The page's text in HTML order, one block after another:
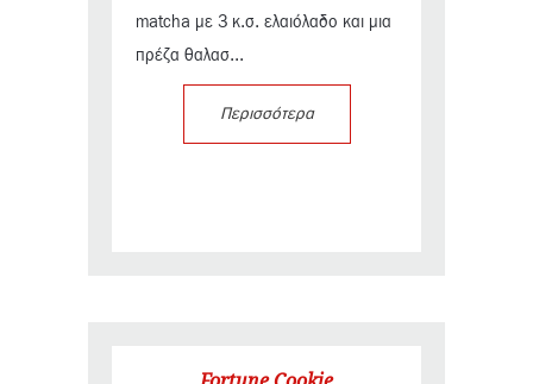
matcha με 3 κ.σ. ελαιόλαδο και μια
πρέζα θαλασ...
Περισσότερα